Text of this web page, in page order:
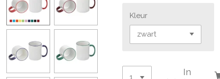
Kleur
In